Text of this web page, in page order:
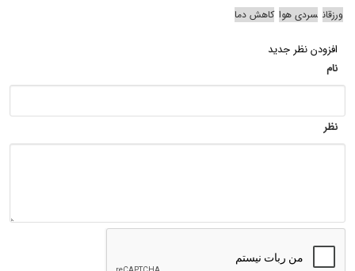
ورزقان سردی هوا کاهش دما
افزودن نظر جدید
نام
نظر